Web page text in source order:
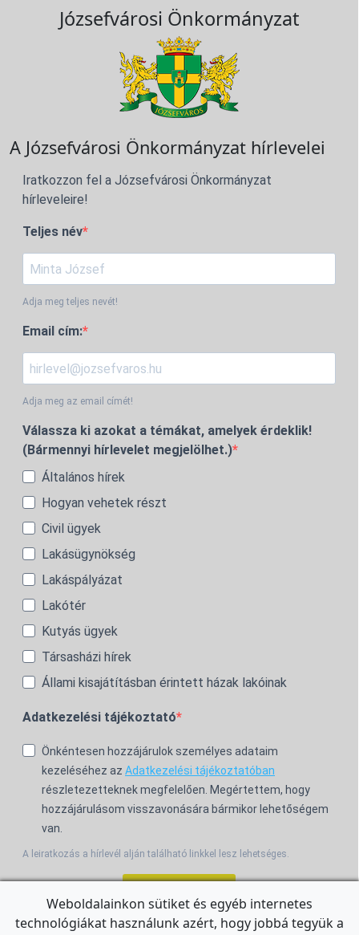
Józsefvárosi Önkormányzat
A Józsefvárosi Önkormányzat hírlevelei
Iratkozzon fel a Józsefvárosi Önkormányzat
hírleveleire!
Teljes név
Adja meg teljes nevét!
Email cím:
Adja meg az email címét!
Válassza ki azokat a témákat, amelyek érdeklik!
(Bármennyi hírlevelet megjelölhet.)
Általános hírek
Hogyan vehetek részt
Civil ügyek
Lakásügynökség
Lakáspályázat
Lakótér
Kutyás ügyek
Társasházi hírek
Állami kisajátításban érintett házak lakóinak
Adatkezelési tájékoztató
Önkéntesen hozzájárulok személyes adataim
kezeléséhez az Adatkezelési tájékoztatóban
részletezetteknek megfelelően. Megértettem, hogy
hozzájárulásom visszavonására bármikor lehetőségem
van.
A leiratkozás a hírlevél alján található linkkel lesz lehetséges.
Weboldalainkon sütiket és egyéb internetes
technológiákat használunk azért, hogy jobbá tegyük a